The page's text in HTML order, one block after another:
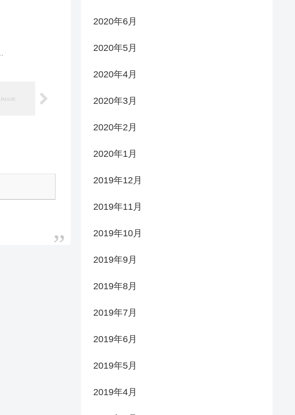
2020年6月
2020年5月
2020年4月
2020年3月
2020年2月
2020年1月
2019年12月
2019年11月
2019年10月
2019年9月
2019年8月
2019年7月
2019年6月
2019年5月
2019年4月